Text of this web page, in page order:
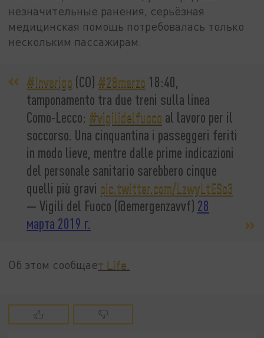
незначительные ранения, серьёзная
медицинская помощь потребовалась только
нескольким пассажирам.
#Inverigo (CO) #28marzo 18:40,
tamponamento tra due treni sulla linea
Como-Lecco: #vigilidelfuoco al lavoro per il
soccorso. Una cinquantina i passeggeri feriti
in modo lieve, mentre dalle prime indicazioni
del personale sanitario sarebbero cinque
quelli più gravi pic.twitter.com/LzwyLtESo3
— Vigili del Fuoco (@emergenzavvf) 28
марта 2019 г.
Об этом сообщает Life.